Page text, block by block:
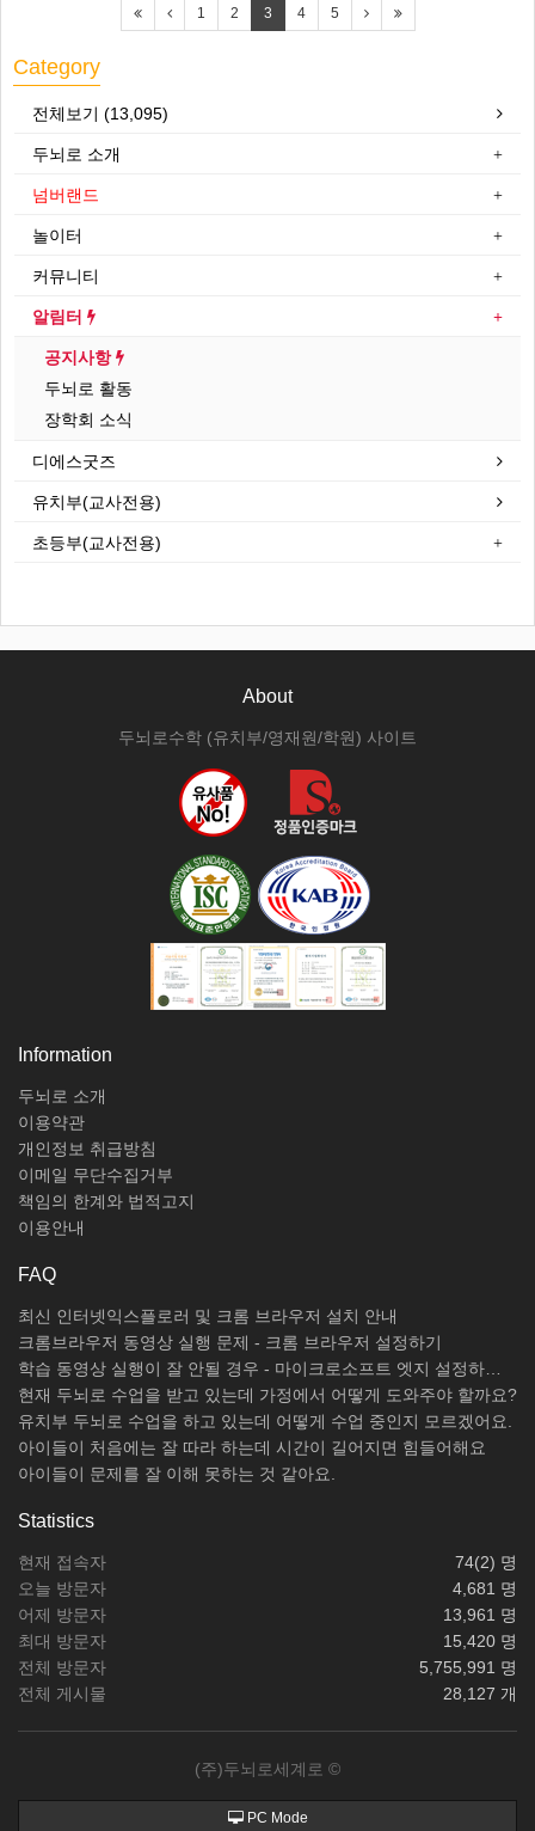
1 2 3 4 5
Category
전체보기 (13,095)
두뇌로 소개
넘버랜드
놀이터
커뮤니티
알림터
공지사항
두뇌로 활동
장학회 소식
디에스굿즈
유치부(교사전용)
초등부(교사전용)
About
두뇌로수학 (유치부/영재원/학원) 사이트
Information
두뇌로 소개
이용약관
개인정보 취급방침
이메일 무단수집거부
책임의 한계와 법적고지
이용안내
FAQ
최신 인터넷익스플로러 및 크롬 브라우저 설치 안내
크롬브라우저 동영상 실행 문제 - 크롬 브라우저 설정하기
현재 두뇌로 수업을 받고 있는데 가정에서 어떻게 도와주야 할까요?
유치부 두뇌로 수업을 하고 있는데 어떻게 수업 중인지 모르겠어요.
아이들이 처음에는 잘 따라 하는데 시간이 길어지면 힘들어해요
아이들이 문제를 잘 이해 못하는 것 같아요.
Statistics
현재 접속자
74(2) 명
오늘 방문자
4,681 명
어제 방문자
13,961 명
최대 방문자
15,420 명
전체 방문자
5,755,991 명
전체 게시물
28,127 개
(주)두뇌로세계로 ©
PC Mode